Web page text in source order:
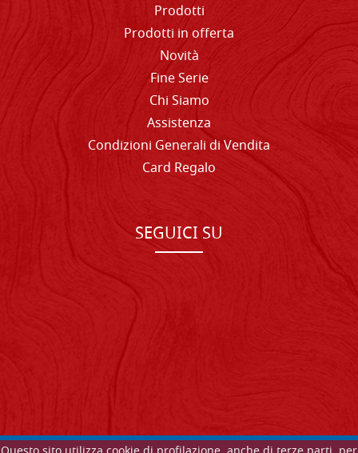
Prodotti
Prodotti in offerta
Novità
Fine Serie
Chi Siamo
Assistenza
Condizioni Generali di Vendita
Card Regalo
SEGUICI SU